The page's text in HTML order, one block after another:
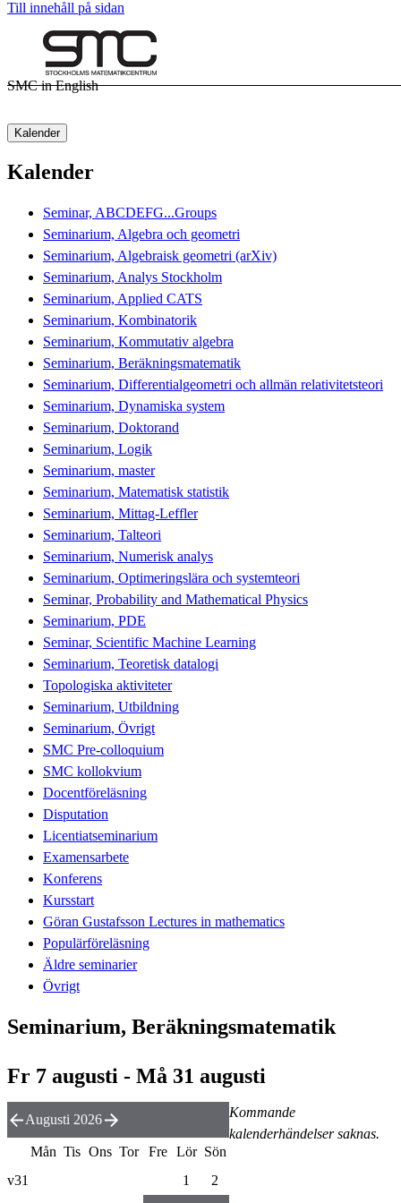
Till innehåll på sidan
SMC in English
Kalender
Kalender
Seminar, ABCDEFG...Groups
Seminarium, Algebra och geometri
Seminarium, Algebraisk geometri (arXiv)
Seminarium, Analys Stockholm
Seminarium, Applied CATS
Seminarium, Kombinatorik
Seminarium, Kommutativ algebra
Seminarium, Beräkningsmatematik
Seminarium, Differentialgeometri och allmän relativitetsteori
Seminarium, Dynamiska system
Seminarium, Doktorand
Seminarium, Logik
Seminarium, master
Seminarium, Matematisk statistik
Seminarium, Mittag-Leffler
Seminarium, Talteori
Seminarium, Numerisk analys
Seminarium, Optimeringslära och systemteori
Seminar, Probability and Mathematical Physics
Seminarium, PDE
Seminar, Scientific Machine Learning
Seminarium, Teoretisk datalogi
Topologiska aktiviteter
Seminarium, Utbildning
Seminarium, Övrigt
SMC Pre-colloquium
SMC kollokvium
Docentföreläsning
Disputation
Licentiatseminarium
Examensarbete
Konferens
Kursstart
Göran Gustafsson Lectures in mathematics
Populärföreläsning
Äldre seminarier
Övrigt
Seminarium, Beräkningsmatematik
Fr 7 augusti - Må 31 augusti
Kommande
kalenderhändelser saknas.
Augusti 2026
Mån Tis Ons Tor Fre Lör Sön
v31
1
2